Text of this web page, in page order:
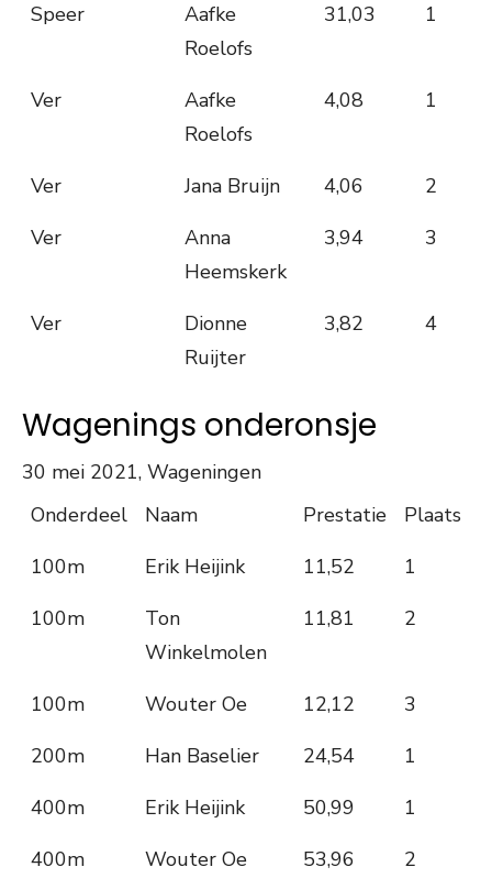
Speer
Aafke
Roelofs
31,03 1
Ver
Aafke
Roelofs
4,08 1
Ver Jana Bruijn 4,06
2
Ver
Anna
Heemskerk
3,94 3
Ver
Dionne
Ruijter
3,82 4
Wagenings onderonsje
30 mei 2021, Wageningen
Onderdeel
Naam Prestatie
Plaats
100m
Erik Heijink 11,52
1
100m
Ton
Winkelmolen
11,81 2
100m Wouter Oe 12,12
3
200m
Han Baselier 24,54
1
400m
Erik Heijink 50,99
1
400m
Wouter Oe 53,96
2